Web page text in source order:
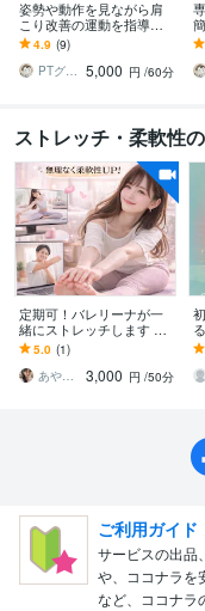
姿勢や動作を見ながら肩
こり改善の運動を指導し
ます あなた固有の動作の
クセやぶり返す肩こりの
原因を直接見て改善
4.9 (9)
PTグッチ＠道産子肩こりコンサルタント 5,000 円 /60分
ストレッチ・柔軟性
定期可！バレリーナが一
緒にストレッチします 体
が硬い方・運動不足の
方・バレエ初心者の方向
け柔軟レッスン
5.0 (1)
あやの部屋♥
3,000 円 /50分
へ
ご利用ガイド
サービスの出品
や、ココナラを
など、ココナラ